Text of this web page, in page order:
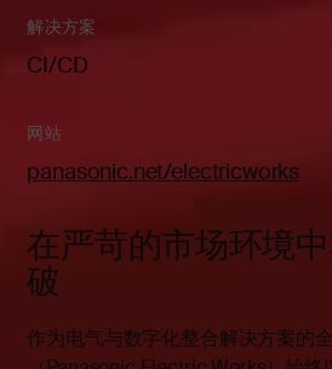
解决方案
CI/CD
网站
panasonic.net/electricworks
在严苛的市场环境
破
作为电气与数字化整合解决方案的